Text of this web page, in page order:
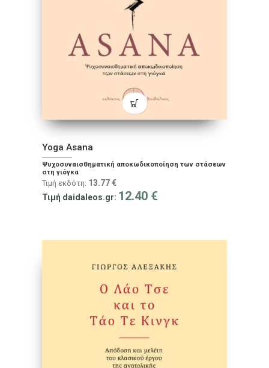
Yoga Asana
Ψυχοσυναισθηματική αποκωδικοποίηση των στάσεων
στη γιόγκα
Τιμή εκδότη: 13.77 €
Τιμή daidaleos.gr: 12.40 €